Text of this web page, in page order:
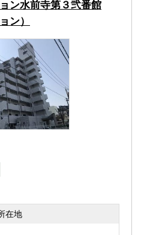
ットには規定がございます）
辺を表示しております。現地
い。
新の内容を掲載するよう努め
わせてご紹介を行っているた
済みとなっている場合がござ
ようお願い申し上げます。
る場合は、現況を優先とさせ
すよ!(^^)!
やインテリアを飾れば、更に
トもワクワクしてきません
けではなく、お洒落に活用で
グチェアを置けば、景色を楽
ン水前寺第３弐番館
ン）
在地